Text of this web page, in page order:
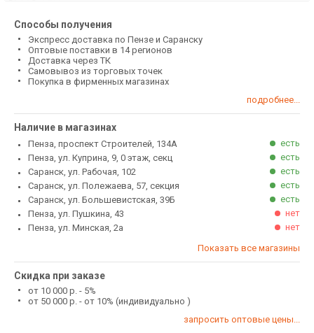
Способы получения
Экспресс доставка по Пензе и Саранску
Оптовые поставки в 14 регионов
Доставка через ТК
Самовывоз из торговых точек
Покупка в фирменных магазинах
подробнее...
Наличие в магазинах
Пенза, проспект Строителей, 134А
есть
Пенза, ул. Куприна, 9, 0 этаж, секц
есть
Саранск, ул. Рабочая, 102
есть
Саранск, ул. Полежаева, 57, секция
есть
Саранск, ул. Большевистская, 39Б
есть
Пенза, ул. Пушкина, 43
нет
Пенза, ул. Минская, 2а
нет
Показать все магазины
Скидка при заказе
от 10 000 р. - 5%
от 50 000 р. - от 10% (индивидуально )
запросить оптовые цены...